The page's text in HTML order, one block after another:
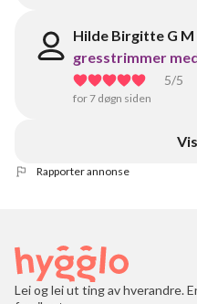
Hilde Birgitte G M
gresstrimmer
5/5
for 7 døgn siden
Rapporter annonse
Lei og lei ut ting av hverandre.